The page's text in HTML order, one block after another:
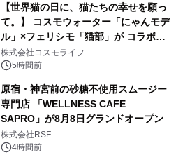
【世界猫の日に、猫たちの幸せを願っ
て。】 コスモウォーター「にゃんモデ
ル」×フェリシモ「猫部」が コラボキ
ャンペーンを実施
株式会社コスモライフ
5時間前
原宿・神宮前の砂糖不使用スムージー
専門店 「WELLNESS CAFE
SAPRO」が8月8日グランドオープン
株式会社RSF
4時間前